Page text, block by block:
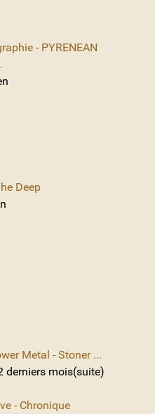
- PYRENEAN
Deep
Metal - Stoner ...
derniers mois(suite)
- Chronique